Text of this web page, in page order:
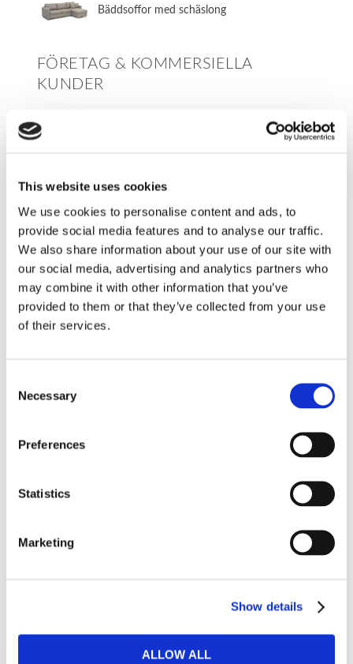
This website uses cookies
We use cookies to personalise content and ads, to
provide social media features and to analyse our traffic.
We also share information about your use of our site with
our social media, advertising and analytics partners who
may combine it with other information that you’ve
provided to them or that they’ve collected from your use
of their services.
Selection
Necessary
Preferences
Statistics
Marketing
Show details
ALLOW ALL
Bäddsoffor med schäslong
FÖRETAG & KOMMERSIELLA
KUNDER
OUTLET
UIF Outlet
SÄNGSKÅP
DESIGNA DIN EGEN BÄDDSOFFA